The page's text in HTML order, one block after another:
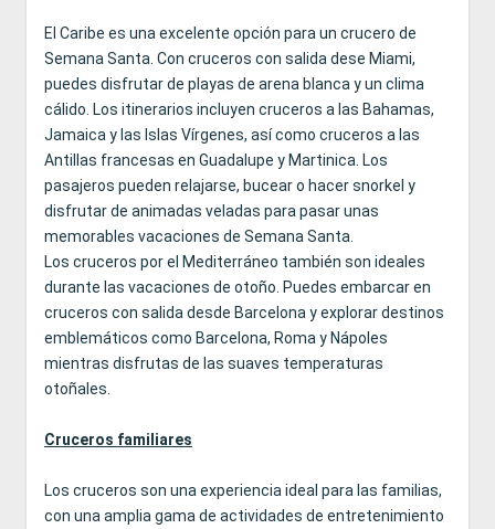
El Caribe es una excelente opción para un crucero de
Semana Santa. Con cruceros con salida dese Miami,
puedes disfrutar de playas de arena blanca y un clima
cálido. Los itinerarios incluyen cruceros a las Bahamas,
Jamaica y las Islas Vírgenes, así como cruceros a las
Antillas francesas en Guadalupe y Martinica. Los
pasajeros pueden relajarse, bucear o hacer snorkel y
disfrutar de animadas veladas para pasar unas
memorables vacaciones de Semana Santa.
Los cruceros por el Mediterráneo también son ideales
durante las vacaciones de otoño. Puedes embarcar en
cruceros con salida desde Barcelona y explorar destinos
emblemáticos como Barcelona, Roma y Nápoles
mientras disfrutas de las suaves temperaturas
otoñales.
Cruceros familiares
Los cruceros son una experiencia ideal para las familias,
con una amplia gama de actividades de entretenimiento